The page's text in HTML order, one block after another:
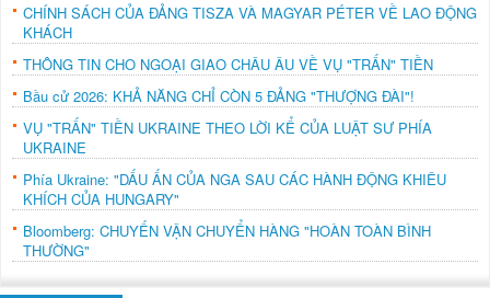
CHÍNH SÁCH CỦA ĐẢNG TISZA VÀ MAGYAR PÉTER VỀ LAO ĐỘNG
KHÁCH
THÔNG TIN CHO NGOẠI GIAO CHÂU ÂU VỀ VỤ "TRẤN" TIỀN
Bầu cử 2026: KHẢ NĂNG CHỈ CÒN 5 ĐẢNG "THƯỢNG ĐÀI"!
VỤ "TRẤN" TIỀN UKRAINE THEO LỜI KỂ CỦA LUẬT SƯ PHÍA
UKRAINE
Phía Ukraine: "DẤU ẤN CỦA NGA SAU CÁC HÀNH ĐỘNG KHIÊU
KHÍCH CỦA HUNGARY"
Bloomberg: CHUYẾN VẬN CHUYỂN HÀNG "HOÀN TOÀN BÌNH
THƯỜNG"